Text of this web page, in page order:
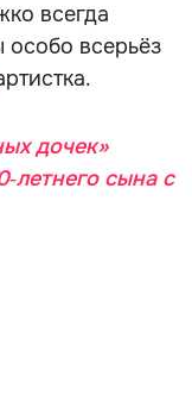
всегда
особо всерьёз
дочек»
сына с